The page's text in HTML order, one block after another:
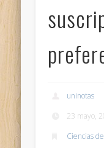
uninotas
23 mayo,
Ciencias